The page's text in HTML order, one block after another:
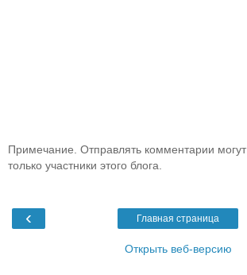
Примечание. Отправлять комментарии могут
только участники этого блога.
‹ Главная страница
Открыть веб-версию